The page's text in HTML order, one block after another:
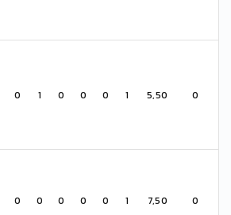
0 1 0 0 0 1 5,50 0
0 0 0 0 0 1 7,50 0